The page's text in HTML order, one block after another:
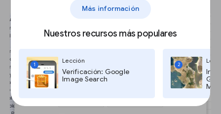
Más información
Nuestros recursos más populares
1
Lección
Verificación: Google
Image Search
2